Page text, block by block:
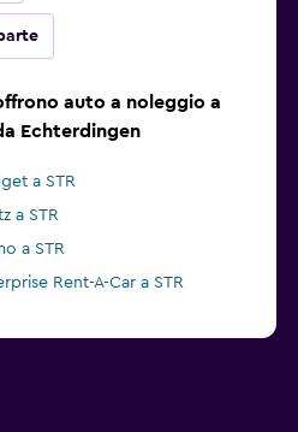
auto a noleggio a
Echterdingen
a STR
a STR
a STR
Rent-A-Car a STR